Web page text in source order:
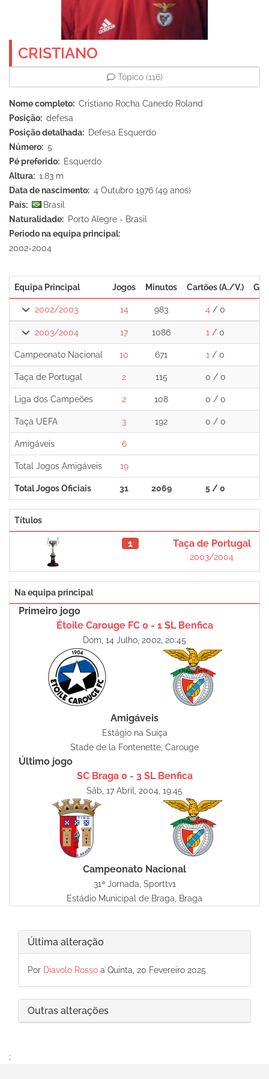
CRISTIANO
Tópico(116)
Nome completo
Cristiano Rocha Canedo Roland
Posição
defesa
Posição detalhada
Defesa Esquerdo
Número
5
Pé preferido
Esquerdo
Altura
1.83 m
Data de nascimento
4 Outubro 1976 (49 anos)
País
Brasil
Naturalidade
Porto Alegre - Brasil
Periodo na equipa principal
2002-2004
Equipa Principal Jogos Minutos Cartões (A./V.)
2002/2003 14 983 4 / 0
2003/2004 17 1086 1 / 0
Campeonato Nacional 10 671 1 / 0
Taça de Portugal 2 115 0 / 0
Liga dos Campeões 2 108 0 / 0
Taça UEFA 3 192 0 / 0
Amigáveis 6
Total Jogos Amigáveis 19
Total Jogos Oficiais 31 2069 5 / 0
Títulos
1 Taça de Portugal
2003/2004
Na equipa principal
Primeiro jogo
Étoile Carouge FC 0 - 1 SL Benfica
Dom, 14 Julho, 2002, 20:45
Amigáveis
Estágio na Suíça
Stade de la Fontenette, Carouge
Último jogo
SC Braga 0 - 3 SL Benfica
Sáb, 17 Abril, 2004, 19:45
Campeonato Nacional
31ª Jornada, Sporttv1
Estádio Municipal de Braga, Braga
Última alteração
Por Diavolo Rosso a Quinta, 20 Fevereiro 2025
Outras alterações
;